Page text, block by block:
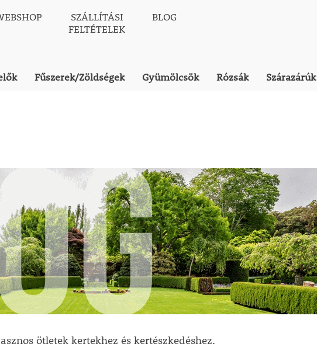
SZÁLLÍTÁSI
FELTÉTELEK
BLOG
Fűszerek/Zöldségek Gyümölcsök Rózsák Szárazárúk
ötletek kertekhez és kertészkedéshez.